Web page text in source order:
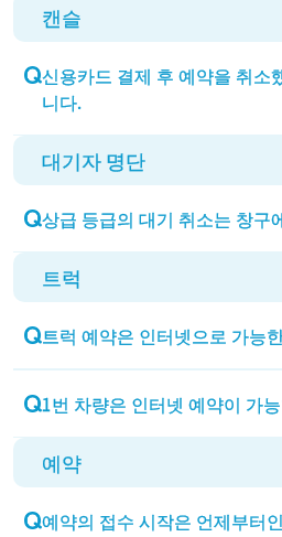
빈자리가 있으면 상급으로 변
서 하급으로 변경은 불가합니
탑승 후 선내 안내소에 문의해
캔슬
신용카드 결제 후 예약을 취소
니다.
취소 후, 고객님이 계약한 신용
의 계좌로 환불됩니다. 환불
드 회사에 부탁드립니다. 취소
불되지 않는 경우, 먼저 카드
되지 않을 경우 예약 센터에 문
대기자 명단
상급 등급의 대기 취소는 창구
상급 등급의 대기 취소는 탑승
수합니다.
트럭
트럭 예약은 인터넷으로 가능
트럭은 인터넷으로 예약할 수
신문지 발신(093)481-6681, 이
(0725)22-6361, 고베 발신
1번 차량은 인터넷 예약이 가
1번 차량은 차체 형태에 관계없
약 가능합니다.
인터넷 예약은 이용할 수 없습
예약
예약의 접수 시작은 언제부터